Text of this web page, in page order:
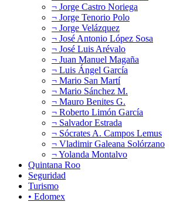
¬ Jorge Castro Noriega
¬ Jorge Tenorio Polo
¬ Jorge Velázquez
¬ José Antonio López Sosa
¬ José Luis Arévalo
¬ Juan Manuel Magaña
¬ Luis Ángel García
¬ Mario San Martí
¬ Mario Sánchez M.
¬ Mauro Benites G.
¬ Roberto Limón García
¬ Salvador Estrada
¬ Sócrates A. Campos Lemus
¬ Vladimir Galeana Solórzano
¬ Yolanda Montalvo
Quintana Roo
Seguridad
Turismo
• Edomex